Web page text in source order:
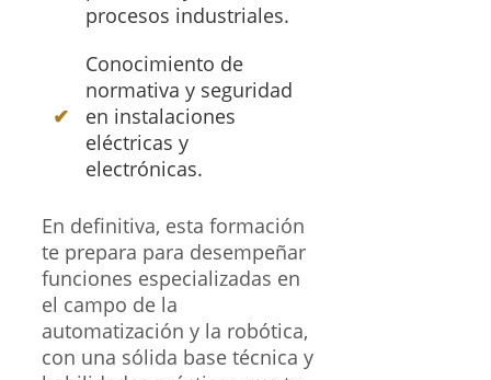
procesos industriales.
Conocimiento de
normativa y seguridad
en instalaciones
eléctricas y
electrónicas.
En definitiva, esta formación
te prepara para desempeñar
funciones especializadas en
el campo de la
automatización y la robótica,
con una sólida base técnica y